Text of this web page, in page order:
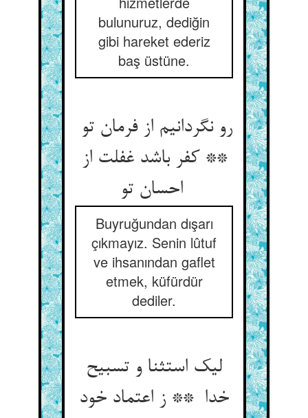
bulunuruz, dediğin
gibi hareket ederiz
baş üstüne.
رو نگردانیم از فرمان تو
** کفر باشد غفلت از
احسان تو
Buyruğundan dışarı
çıkmayız. Senin lûtuf
ve ihsanından gaflet
etmek, küfürdür
dediler.
لیک استثنا و تسبیح
خدا ** ز اعتماد خود